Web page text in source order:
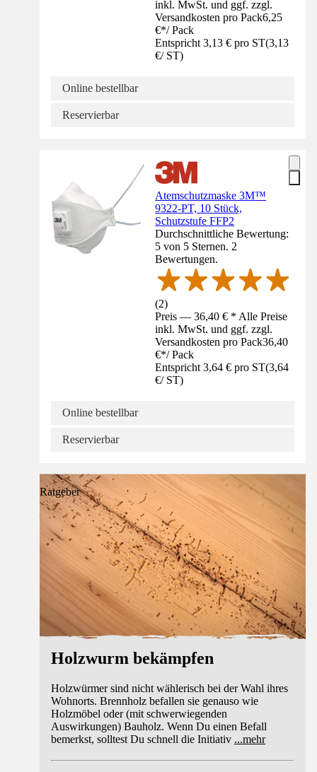
inkl. MwSt. und ggf. zzgl.
Versandkosten pro Pack6,25
€*/ Pack
Entspricht 3,13 € pro ST(3,13
€/ ST)
Online bestellbar
Reservierbar
Atemschutzmaske 3M™
9322-PT, 10 Stück,
Schutzstufe FFP2
Durchschnittliche Bewertung:
5 von 5 Sternen. 2
Bewertungen.
(2)
Preis — 36,40 € * Alle Preise
inkl. MwSt. und ggf. zzgl.
Versandkosten pro Pack36,40
€*/ Pack
Entspricht 3,64 € pro ST(3,64
€/ ST)
Online bestellbar
Reservierbar
Ratgeber
Holzwurm bekämpfen
Holzwürmer sind nicht wählerisch bei der Wahl ihres
Wohnorts. Brennholz befallen sie genauso wie
Holzmöbel oder (mit schwerwiegenden
Auswirkungen) Bauholz. Wenn Du einen Befall
bemerkst, solltest Du schnell die Initiativ ...mehr